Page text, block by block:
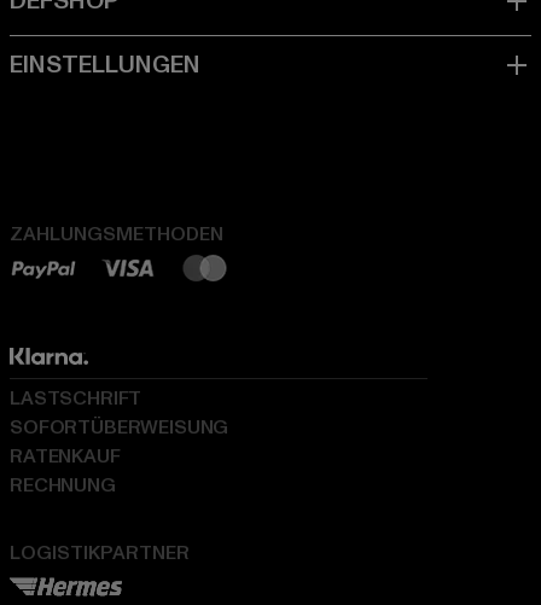
ZAHLUNGSMETHODEN
LOGISTIKPARTNER
LASTSCHRIFT
SOFORTÜBERWEISUNG
RATENKAUF
RECHNUNG